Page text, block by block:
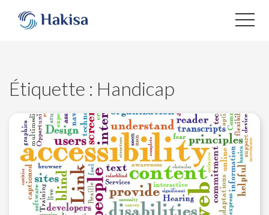
contenu
Étiquette : Handicap